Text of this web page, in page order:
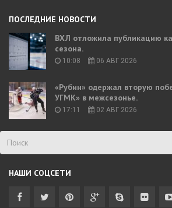
ПОСЛЕДНИЕ НОВОСТИ
ВХЛ отложила публикацию
сезона.
10:08 06 АВГ 2026
«Рубин» одержал вторую
УГМК» в межсезонье.
17:11 02 АВГ 2026
НАШИ СОЦСЕТИ